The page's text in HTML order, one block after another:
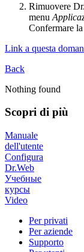
Rimuovere
menu
Confermare
Link a questa
Back
Nothing found
Scopri di più
Manuale
dell'utente
Configura
Dr.Web
Учебные
курсы
Video
Per privati
Per aziende
Supporto